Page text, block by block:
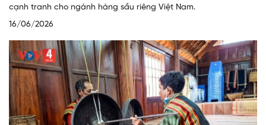
cạnh tranh cho ngành hàng sầu riêng Việt Nam.
16/06/2026